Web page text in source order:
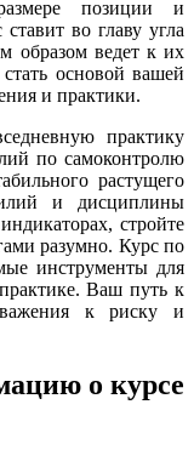
позиции и
во главу угла
образом ведет к их
основой вашей
и практики.
практику
по самоконтролю
растущего
и дисциплины
стройте
разумно. Курс по
инструменты для
Ваш путь к
к риску и
о курсе